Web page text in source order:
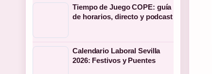
Tiempo de Juego COPE: guía
de horarios, directo y podcast
Calendario Laboral Sevilla
2026: Festivos y Puentes